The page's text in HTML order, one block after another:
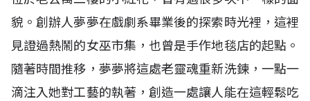
貌。創辦人夢夢在戲劇系畢業後的探索時光裡，這裡
見證過熱鬧的女巫市集，也曾是手作地毯店的起點。
隨著時間推移，夢夢將這處老靈魂重新洗鍊，一點一
滴注入她對工藝的執著，創造一處讓人能在這輕鬆吃